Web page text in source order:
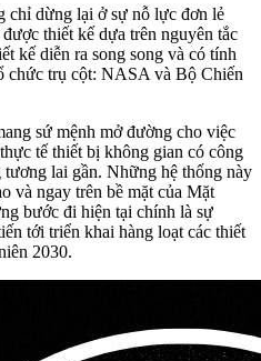
dừng lại ở sự nỗ lực đơn lẻ
thiết kế dựa trên nguyên tắc
kế diễn ra song song và có tính
chức trụ cột: NASA và Bộ Chiến
sứ mệnh mở đường cho việc
tế thiết bị không gian có công
lai gần. Những hệ thống này
và ngay trên bề mặt của Mặt
bước đi hiện tại chính là sự
tới triển khai hàng loạt các thiết
2030.